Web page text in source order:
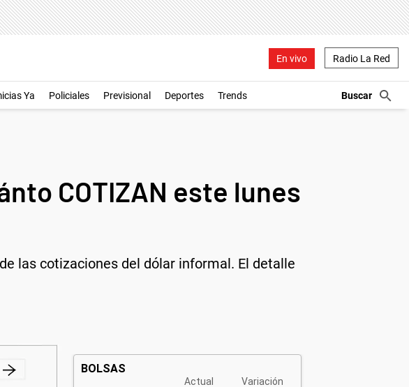
En vivo Radio La Red
Ya Policiales Previsional Deportes Trends
COTIZAN este lunes
las cotizaciones del dólar informal. El detalle